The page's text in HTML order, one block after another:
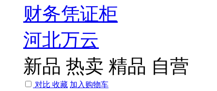
财务凭证柜
河北万云
新品 热卖 精品 自营
对比 收藏 加入购物车